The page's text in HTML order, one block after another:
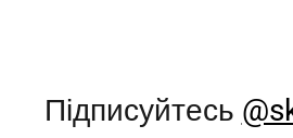
Підписуйтесь